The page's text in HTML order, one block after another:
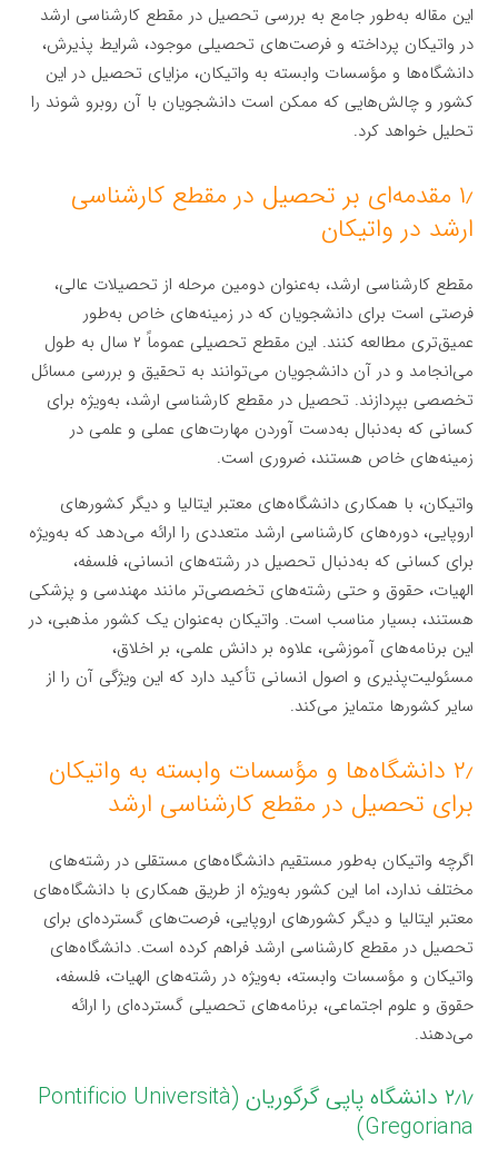
این مقاله به‌طور جامع به بررسی تحصیل در مقطع کارشناسی ارشد
در واتیکان پرداخته و فرصت‌های تحصیلی موجود، شرایط پذیرش،
دانشگاه‌ها و مؤسسات وابسته به واتیکان، مزایای تحصیل در این
کشور و چالش‌هایی که ممکن است دانشجویان با آن روبرو شوند را
تحلیل خواهد کرد.
۱٫ مقدمه‌ای بر تحصیل در مقطع کارشناسی
ارشد در واتیکان
مقطع کارشناسی ارشد، به‌عنوان دومین مرحله از تحصیلات عالی،
فرصتی است برای دانشجویان که در زمینه‌های خاص به‌طور
عمیق‌تری مطالعه کنند. این مقطع تحصیلی عموماً ۲ سال به طول
می‌انجامد و در آن دانشجویان می‌توانند به تحقیق و بررسی مسائل
تخصصی بپردازند. تحصیل در مقطع کارشناسی ارشد، به‌ویژه برای
کسانی که به‌دنبال به‌دست آوردن مهارت‌های عملی و علمی در
زمینه‌های خاص هستند، ضروری است.
واتیکان، با همکاری دانشگاه‌های معتبر ایتالیا و دیگر کشورهای
اروپایی، دوره‌های کارشناسی ارشد متعددی را ارائه می‌دهد که به‌ویژه
برای کسانی که به‌دنبال تحصیل در رشته‌های انسانی، فلسفه،
الهیات، حقوق و حتی رشته‌های تخصصی‌تر مانند مهندسی و پزشکی
هستند، بسیار مناسب است. واتیکان به‌عنوان یک کشور مذهبی، در
این برنامه‌های آموزشی، علاوه بر دانش علمی، بر اخلاق،
مسئولیت‌پذیری و اصول انسانی تأکید دارد که این ویژگی آن را از
سایر کشورها متمایز می‌کند.
۲٫ دانشگاه‌ها و مؤسسات وابسته به واتیکان
برای تحصیل در مقطع کارشناسی ارشد
اگرچه واتیکان به‌طور مستقیم دانشگاه‌های مستقلی در رشته‌های
مختلف ندارد، اما این کشور به‌ویژه از طریق همکاری با دانشگاه‌های
معتبر ایتالیا و دیگر کشورهای اروپایی، فرصت‌های گسترده‌ای برای
تحصیل در مقطع کارشناسی ارشد فراهم کرده است. دانشگاه‌های
واتیکان و مؤسسات وابسته، به‌ویژه در رشته‌های الهیات، فلسفه،
حقوق و علوم اجتماعی، برنامه‌های تحصیلی گسترده‌ای را ارائه
می‌دهند.
۲٫۱٫ دانشگاه پاپی گرگوریان (Pontificio Università
Gregoriana)